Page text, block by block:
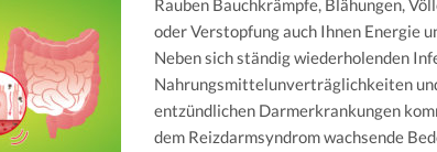
Rauben Bauchkrämpfe, Blähungen,
oder Verstopfung auch Ihnen Energie
Neben sich ständig wiederholenden
Nahrungsmittelunverträglichkeiten
entzündlichen Darmerkrankungen
dem Reizdarmsyndrom wachsende